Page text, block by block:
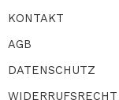
KONTAKT
AGB
DATENSCHUTZ
WIDERRUFSRECHT